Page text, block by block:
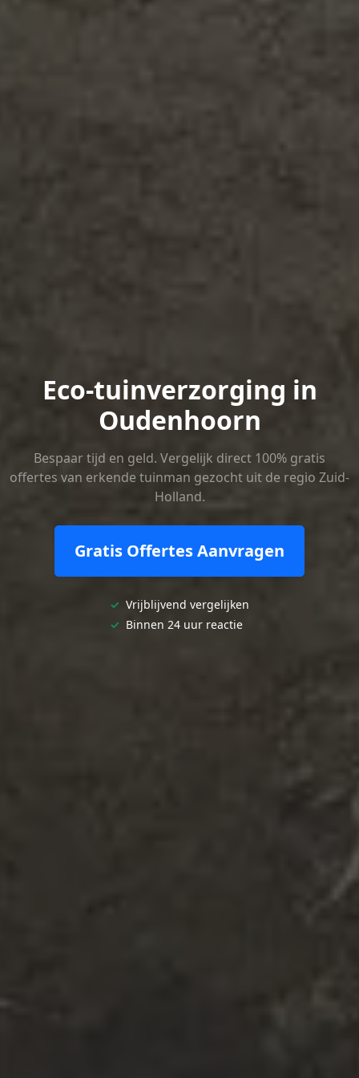
Eco-tuinverzorging in
Oudenhoorn
Bespaar tijd en geld. Vergelijk direct 100% gratis
offertes van erkende tuinman gezocht uit de regio Zuid-
Holland.
Gratis Offertes Aanvragen
✓ Vrijblijvend vergelijken
✓ Binnen 24 uur reactie